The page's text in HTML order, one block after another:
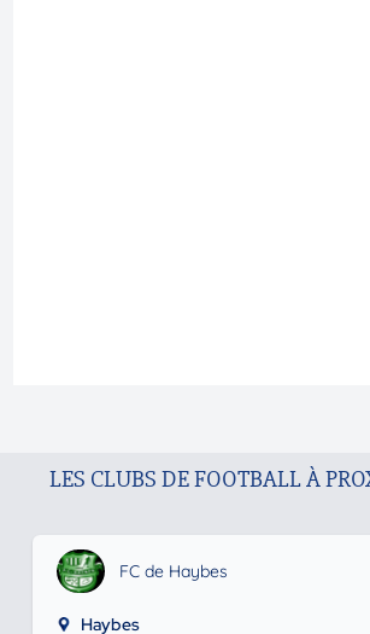
LES CLUBS DE FOOTBALL À
FC de Haybes
Haybes